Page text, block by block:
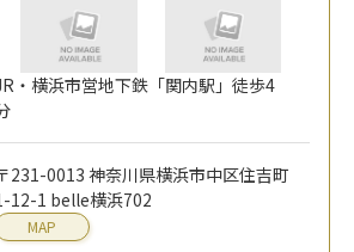
・横浜市営地下鉄「関内駅」徒歩4
231-0013 神奈川県横浜市中区住吉町
12-1 belle横浜702
MAP